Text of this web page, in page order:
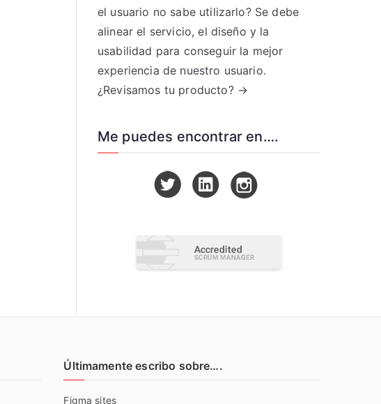
el usuario no sabe utilizarlo? Se debe
alinear el servicio, el diseño y la
usabilidad para conseguir la mejor
experiencia de nuestro usuario.
¿Revisamos tu producto? →
Me puedes encontrar en….
Últimamente escribo sobre….
Figma sites